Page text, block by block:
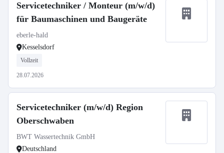
Servicetechniker / Monteur (m/w/d)
für Baumaschinen und Baugeräte
eberle-hald
Kesselsdorf
Vollzeit
28.07.2026
Servicetechniker (m/w/d) Region
Oberschwaben
BWT Wassertechnik GmbH
Deutschland